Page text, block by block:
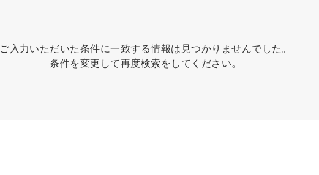
ご入力いただいた条件に一致する情報は見つかりませんでした。
条件を変更して再度検索をしてください。